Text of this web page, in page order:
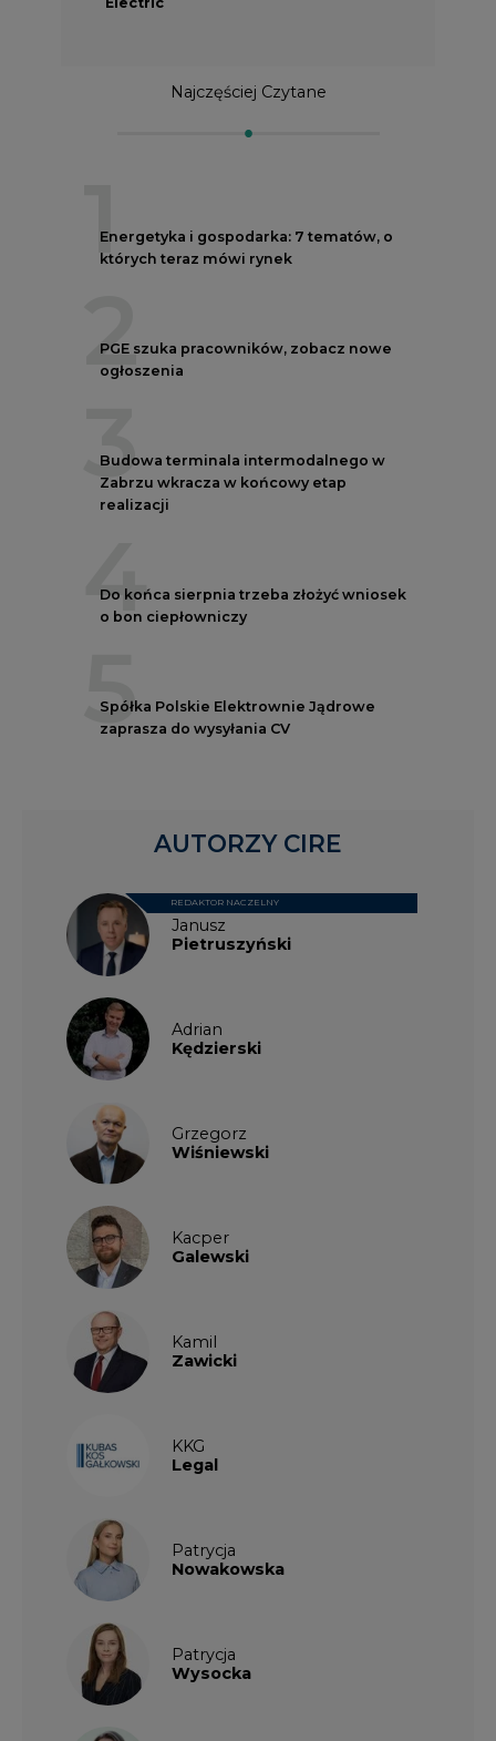
Najczęściej Czytane
1
Energetyka i gospodarka: 7 tematów, o
których teraz mówi rynek
2
PGE szuka pracowników, zobacz nowe
ogłoszenia
3
Budowa terminala intermodalnego w
Zabrzu wkracza w końcowy etap
realizacji
4
Do końca sierpnia trzeba złożyć wniosek
o bon ciepłowniczy
5
Spółka Polskie Elektrownie Jądrowe
zaprasza do wysyłania CV
Janusz
Pietruszyński
REDAKTOR NACZELNY
Adrian
Kędzierski
Grzegorz
Wiśniewski
Kacper
Galewski
Kamil
Zawicki
KKG
Legal
Patrycja
Nowakowska
Patrycja
Wysocka
AUTORZY CIRE